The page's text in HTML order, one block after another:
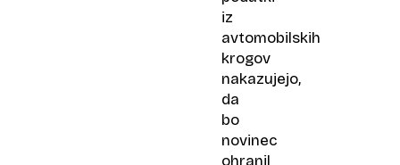
iz
avtomobilskih
krogov
nakazujejo,
da
bo
novinec
ohranil